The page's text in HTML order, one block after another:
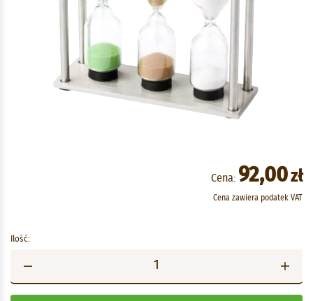
Cena: 92,00zł
Cena zawiera podatek VAT
Ilość: